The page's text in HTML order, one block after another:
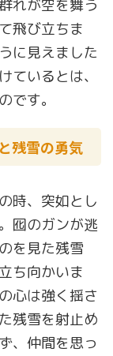
れが空を舞う
飛び立ちま
に見えました
ているとは、
です。
残雪の勇気
時、突如とし
囮のガンが逃
を見た残雪
ち向かいま
心は強く揺さ
残雪を射止め
、仲間を思っ